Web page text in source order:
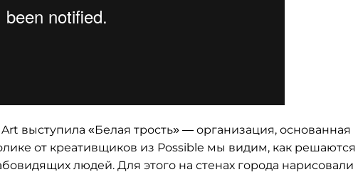
выступила «Белая трость» — организация, основанная
от креативщиков из Possible мы видим, как решаются
людей. Для этого на стенах города нарисовали